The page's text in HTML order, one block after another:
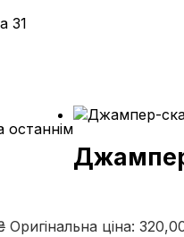
31
останнім
Оригінальна ціна: